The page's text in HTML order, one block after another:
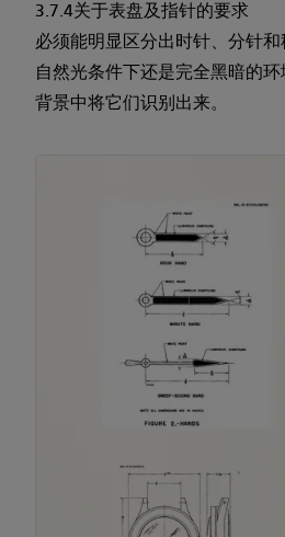
3.7.4关于表盘及指针的要求
必须能明显区分出时针、分针
自然光条件下还是完全黑暗的
背景中将它们识别出来。